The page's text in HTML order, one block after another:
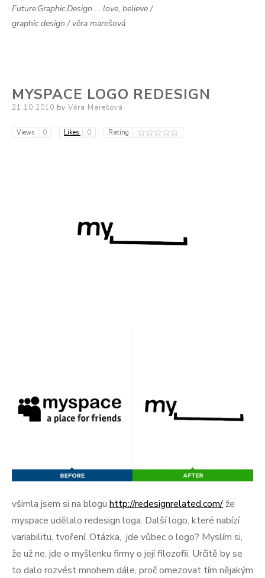
Future.Graphic.Design … love, believe /
graphic design / věra marešová
MYSPACE LOGO REDESIGN
Posted
21.10.2010 by Věra Marešová
Views 0 Likes 0 Rating
všimla jsem si na blogu http://redesignrelated.com/ že
myspace udělalo redesign loga. Další logo, které nabízí
variabilitu, tvoření. Otázka, jde vůbec o logo? Myslím si,
že už ne, jde o myšlenku firmy o její filozofii. Určitě by se
to dalo rozvést mnohem dále, proč omezovat tím nějakým